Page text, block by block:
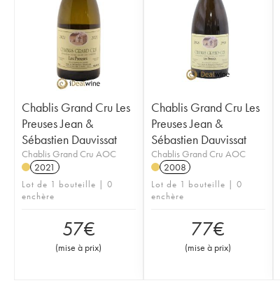
Chablis Grand Cru Les
Preuses Jean &
Sébastien Dauvissat
Chablis Grand Cru AOC
2021
Lot de 1 bouteille | 0
enchère
57€
(mise à prix)
Chablis Grand Cru Les
Preuses Jean &
Sébastien Dauvissat
Chablis Grand Cru AOC
2008
Lot de 1 bouteille | 0
enchère
77€
(mise à prix)